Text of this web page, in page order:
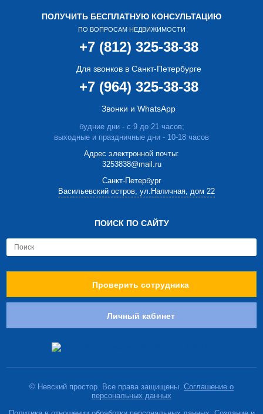
ПОЛУЧИТЬ БЕСПЛАТНУЮ КОНСУЛЬТАЦИЮ
ПО ВОПРОСАМ НЕДВИЖИМОСТИ
+7 (812) 325-38-38
Для звонков в Санкт-Петербурге
+7 (964) 325-38-38
Звонки и WhatsApp
будние дни - с 9 до 21 часов;
выходные и праздничные дни - 10-18 часов
Адрес электронной почты:
3253838@mail.ru
Cанкт-Петербург
Васильевский остров, ул.Наличная, дом 22
ПОИСК ПО САЙТУ
Проверить сотрудника
Личный кабинет
© Невский простор. Все права защищены. Соглашение о
персональных данных